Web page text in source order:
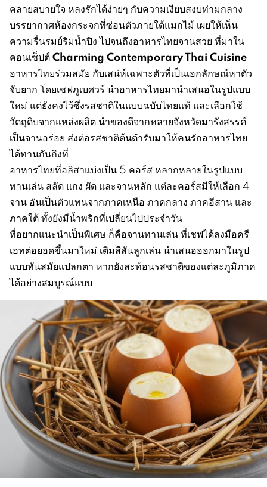
คลายสบายใจ หลงรักได้ง่ายๆ กับความเงียบสงบท่ามกลาง
บรรยากาศห้องกระจกที่ซ่อนตัวภายใต้แมกไม้ เผยให้เห็น
ความรื่นรมย์ริมน้ำปิง ไปจนถึงอาหารไทยจานสวย ที่มาใน
คอนเซ็ปต์Charming Contemporary Thai Cuisine
อาหารไทยร่วมสมัย กับเสน่ห์เฉพาะตัวที่เป็นเอกลักษณ์หาตัว
จับยาก โดยเชฟภูเบศวร์ นำอาหารไทยมานำเสนอในรูปแบบ
ใหม่ แต่ยังคงไว้ซึ่งรสชาติในแบบฉบับไทยแท้ และเลือกใช้
วัตถุดิบจากแหล่งผลิต นำของดีจากหลายจังหวัดมารังสรรค์
เป็นจานอร่อย ส่งต่อรสชาติต้นตำรับมาให้คนรักอาหารไทย
ได้ทานกันถึงที่
อาหารไทยที่อลิสาแบ่งเป็น 5 คอร์ส หลากหลายในรูปแบบ
ทานเล่น สลัด แกง ผัด และจานหลัก แต่ละคอร์สมีให้เลือก 4
จาน อันเป็นตัวแทนจากภาคเหนือ ภาคกลาง ภาคอีสาน และ
ภาคใต้ ทั้งยังมีน้ำพริกที่เปลี่ยนไปประจำวัน
ที่อยากแนะนำเป็นพิเศษ ก็คือจานทานเล่น ที่เชฟได้ลงมือครี
เอทต่อยอดขึ้นมาใหม่ เติมสีสันลูกเล่น นำเสนอออกมาในรูป
แบบทันสมัยแปลกตา หากยังสะท้อนรสชาติของแต่ละภูมิภาค
ได้อย่างสมบูรณ์แบบ